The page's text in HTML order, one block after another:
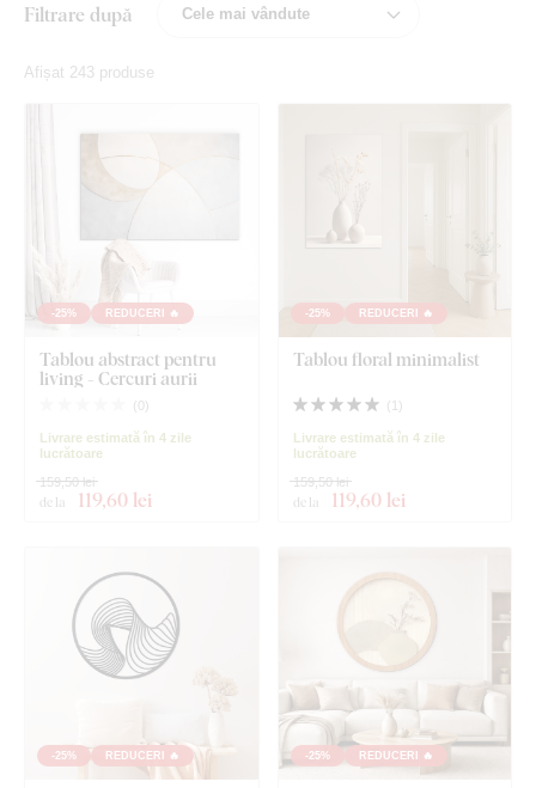
Filtrare după
Afișat 243 produse
-25% REDUCERI 🔥
Tablou abstract pentru
living - Cercuri aurii
( 0)
Livrare estimată în 4 zile
lucrătoare
de la 119,60 lei
159,50 lei
-25% REDUCERI 🔥
Tablou floral minimalist
( 1 )
Livrare estimată în 4 zile
lucrătoare
de la 119,60 lei
159,50 lei
-25% REDUCERI 🔥 -25% REDUCERI 🔥